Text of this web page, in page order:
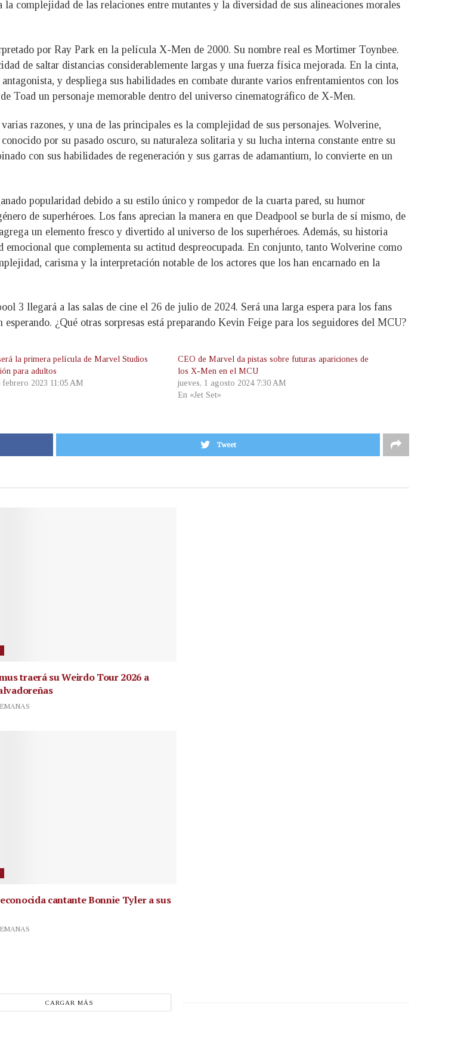
complejidad de las relaciones entre mutantes y la diversidad de sus alineaciones morales
por Ray Park en la película X-Men de 2000. Su nombre real es Mortimer Toynbee.
de saltar distancias considerablemente largas y una fuerza física mejorada. En la cinta,
y despliega sus habilidades en combate durante varios enfrentamientos con los
Toad un personaje memorable dentro del universo cinematográfico de X-Men.
razones, y una de las principales es la complejidad de sus personajes. Wolverine,
por su pasado oscuro, su naturaleza solitaria y su lucha interna constante entre su
con sus habilidades de regeneración y sus garras de adamantium, lo convierte en un
popularidad debido a su estilo único y rompedor de la cuarta pared, su humor
de superhéroes. Los fans aprecian la manera en que Deadpool se burla de sí mismo, de
un elemento fresco y divertido al universo de los superhéroes. Además, su historia
que complementa su actitud despreocupada. En conjunto, tanto Wolverine como
carisma y la interpretación notable de los actores que los han encarnado en la
3 llegará a las salas de cine el 26 de julio de 2024. Será una larga espera para los fans
¿Qué otras sorpresas está preparando Kevin Feige para los seguidores del MCU?
la primera película de Marvel Studios
para adultos
febrero 2023 11:05 AM
CEO de Marvel da pistas sobre futuras apariciones de
los X-Men en el MCU
jueves, 1 agosto 2024 7:30 AM
En «Jet Set»
Tweet
traerá su Weirdo Tour 2026 a
cantanteBonnie Tyler a sus
CARGAR MÁS